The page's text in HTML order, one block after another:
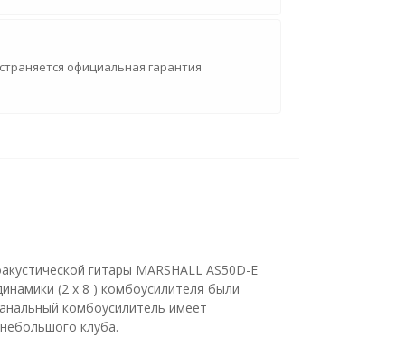
официальная гарантия
гитары MARSHALL AS50D-E
(2 х 8 ) комбоусилителя были
комбоусилитель имеет
клуба.